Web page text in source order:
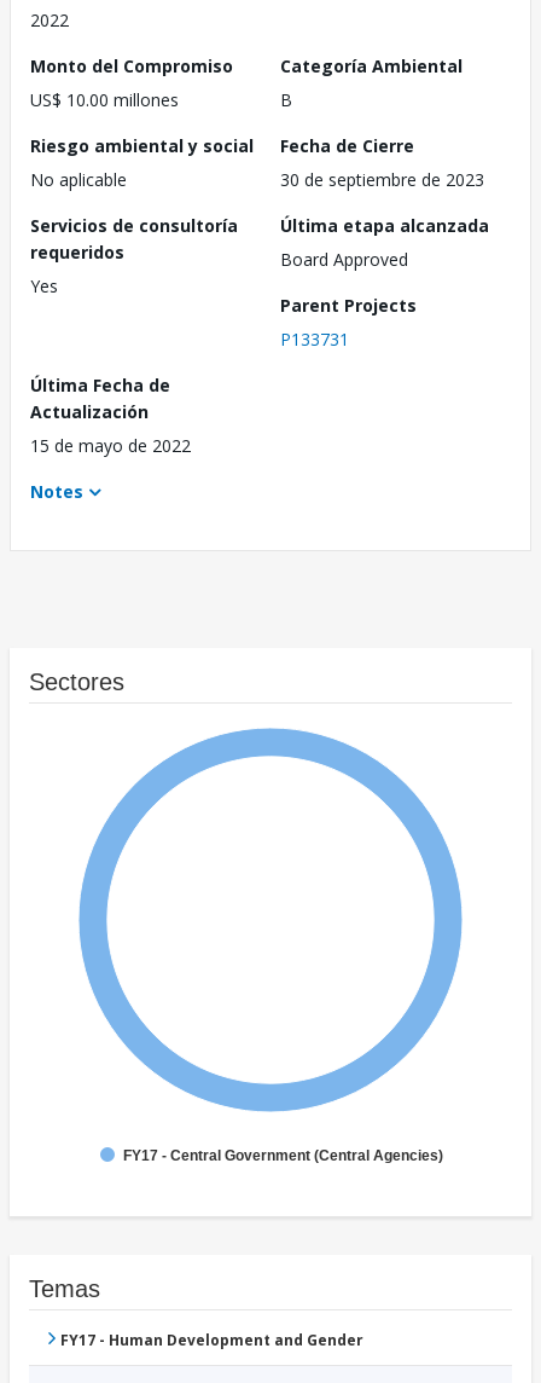
2022
Monto del Compromiso
US$ 10.00 millones
Categoría Ambiental
B
Riesgo ambiental y social
No aplicable
Fecha de Cierre
30 de septiembre de 2023
Servicios de consultoría
requeridos
Yes
Última etapa alcanzada
Board Approved
Parent Projects
P133731
Última Fecha de
Actualización
15 de mayo de 2022
Notes
Sectores
FY17 - Central Government (Central Agencies)
Temas
FY17 - Human Development and Gender